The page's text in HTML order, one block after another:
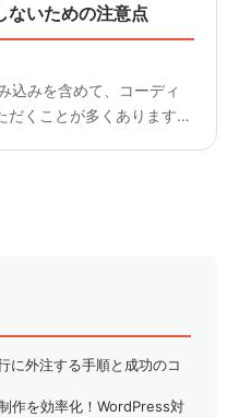
ないための注意点
込みを含めて、コーディ
だくことが多くあります。
に外注する手順と成功のコ
作を効率化！WordPress対